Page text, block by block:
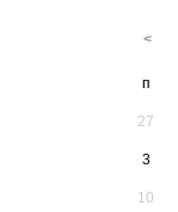
п
27
3
10